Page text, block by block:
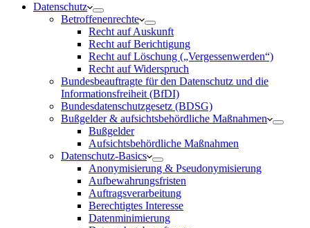
Datenschutz
Betroffenenrechte
Recht auf Auskunft
Recht auf Berichtigung
Recht auf Löschung („Vergessenwerden“)
Recht auf Widerspruch
Bundesbeauftragte für den Datenschutz und die
Informationsfreiheit (BfDI)
Bundesdatenschutzgesetz (BDSG)
Bußgelder & aufsichtsbehördliche Maßnahmen
Bußgelder
Aufsichtsbehördliche Maßnahmen
Datenschutz-Basics
Anonymisierung & Pseudonymisierung
Aufbewahrungsfristen
Auftragsverarbeitung
Berechtigtes Interesse
Datenminimierung